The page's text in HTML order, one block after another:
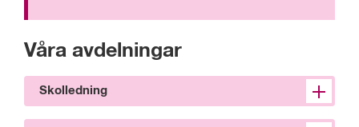
Våra avdelningar
Skolledning